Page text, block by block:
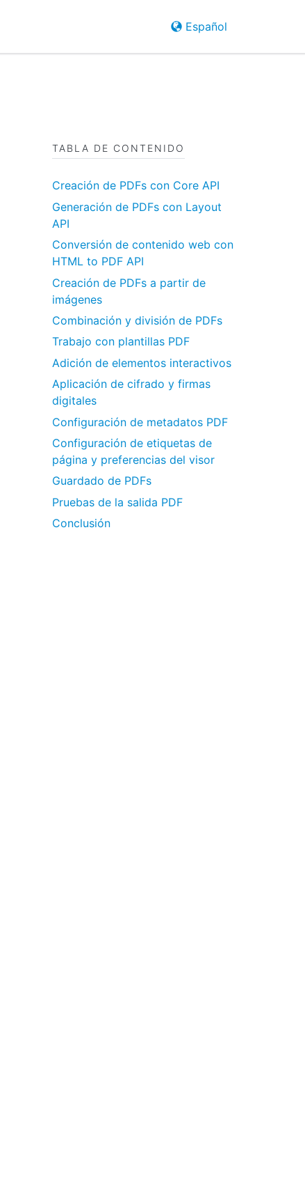
Español
TABLA DE CONTENIDO
Creación de PDFs con Core API
Generación de PDFs con Layout
API
Conversión de contenido web con
HTML to PDF API
Creación de PDFs a partir de
imágenes
Combinación y división de PDFs
Trabajo con plantillas PDF
Adición de elementos interactivos
Aplicación de cifrado y firmas
digitales
Configuración de metadatos PDF
Configuración de etiquetas de
página y preferencias del visor
Guardado de PDFs
Pruebas de la salida PDF
Conclusión